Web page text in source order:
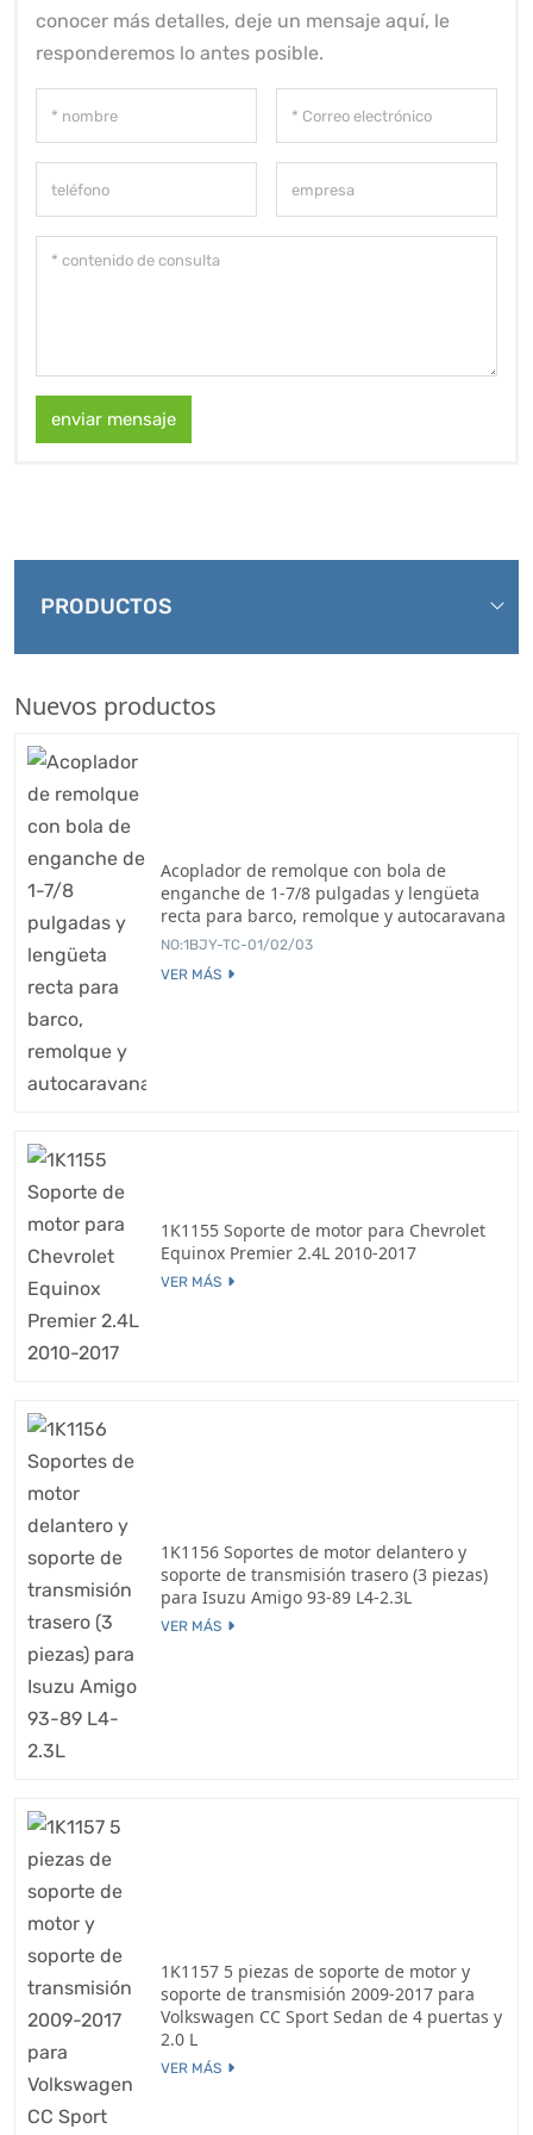
conocer más detalles, deje un mensaje aquí, le
responderemos lo antes posible.
enviar mensaje
PRODUCTOS
Nuevos productos
Acoplador de remolque con bola de
enganche de 1-7/8 pulgadas y lengüeta
recta para barco, remolque y autocaravana
NO:1BJY-TC-01/02/03
VER MÁS
1K1155 Soporte de motor para Chevrolet
Equinox Premier 2.4L 2010-2017
VER MÁS
1K1156 Soportes de motor delantero y
soporte de transmisión trasero (3 piezas)
para Isuzu Amigo 93-89 L4-2.3L
VER MÁS
1K1157 5 piezas de soporte de motor y
soporte de transmisión 2009-2017 para
Volkswagen CC Sport Sedan de 4 puertas y
2.0 L
VER MÁS